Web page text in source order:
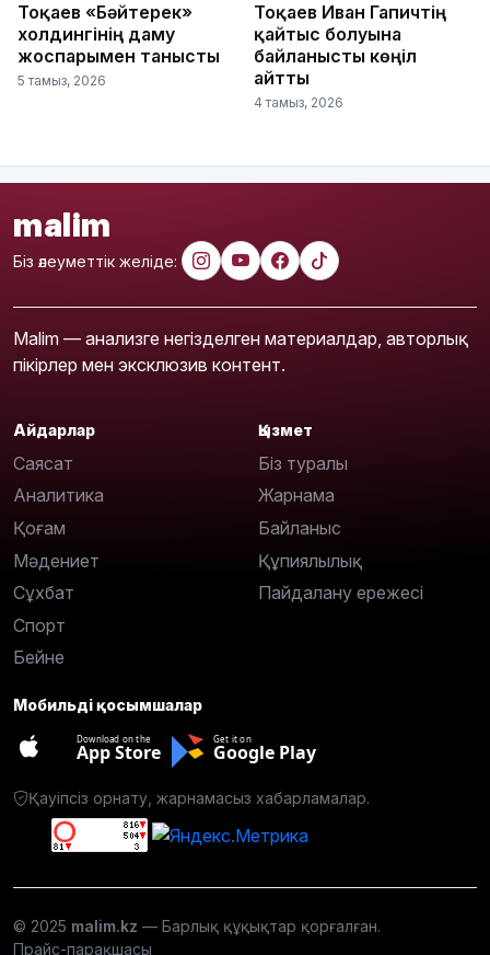
Тоқаев «Бәйтерек»
холдингінің даму
жоспарымен танысты
5 тамыз, 2026
Тоқаев Иван Гапичтің
қайтыс болуына
байланысты көңіл
айтты
4 тамыз, 2026
malim
Біз әлеуметтік желіде:
Malim — анализге негізделген материалдар, авторлық
пікірлер мен эксклюзив контент.
Айдарлар
Саясат
Аналитика
Қоғам
Мәдениет
Сұхбат
Спорт
Бейне
Қызмет
Біз туралы
Жарнама
Байланыс
Құпиялылық
Пайдалану ережесі
Мобильді қосымшалар
Download on the
App Store
Get it on
Google Play
Қауіпсіз орнату, жарнамасыз хабарламалар.
© 2025 malim.kz — Барлық құқықтар қорғалған.
Прайс-парақшасы